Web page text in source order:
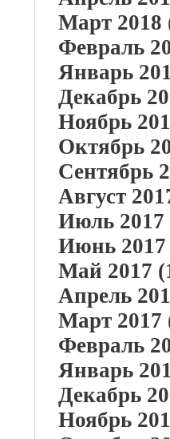
Март 2018
Февраль
Январь
Декабрь
Ноябрь
Октябрь
Сентябрь
Август
Июль 2017
Июнь 2017
Май 2017
Апрель
Март 2017
Февраль
Январь
Декабрь
Ноябрь